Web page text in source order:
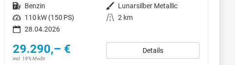
Kraftstoff Benzin Außenfarbe Lunarsilber Metallic
Leistung 110 kW (150 PS) Kilometerstand 2 km
28.04.2026
29.290,– €
incl. 19% MwSt.
Details